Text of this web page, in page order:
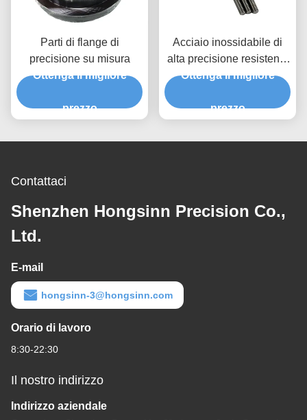
Parti di flange di
precisione su misura
Ottenga il migliore
prezzo
Acciaio inossidabile di
alta precisione resistente
alla corrosione
Ottenga il migliore
prezzo
Contattaci
Shenzhen Hongsinn Precision Co.,
Ltd.
E-mail
hongsinn-3@hongsinn.com
Orario di lavoro
8:30-22:30
Il nostro indirizzo
Indirizzo aziendale